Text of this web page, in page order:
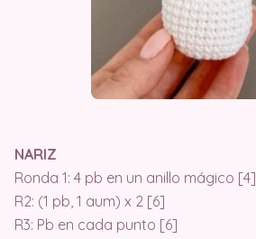
NARIZ
Ronda 1: 4 pb en un anillo mágico [4]
R2: (1 pb, 1 aum) x 2 [6]
R3: Pb en cada punto [6]